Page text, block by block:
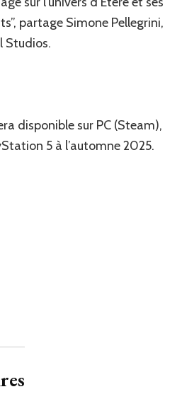
partage Simone Pellegrini,
Studios.
disponible sur PC (Steam),
5 à l’automne 2025.